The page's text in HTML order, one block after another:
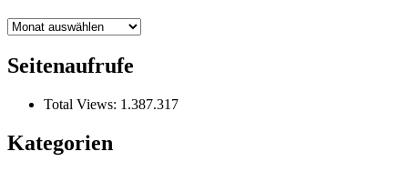
Archiv
Seitenaufrufe
Total Views: 1.387.317
Kategorien